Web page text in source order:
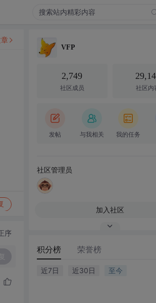
序
VFP
2,749
社区成员 社区内
发帖 与我相关 我的任务
社区管理员
加入社区
积分榜 荣誉榜
近7日 近30日 至今